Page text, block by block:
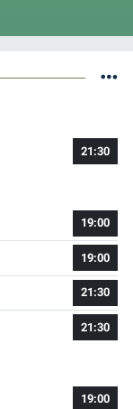
21:30
19:00
19:00
21:30
21:30
19:00